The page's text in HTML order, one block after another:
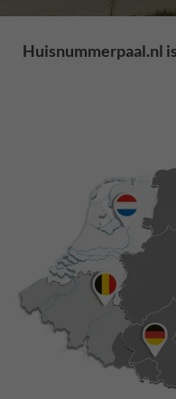
Huisnummerpaal.nl